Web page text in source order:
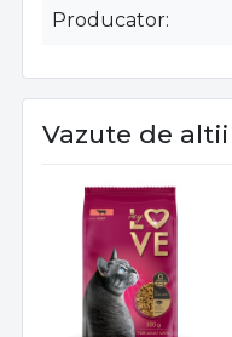
Producator
Vazute de altii